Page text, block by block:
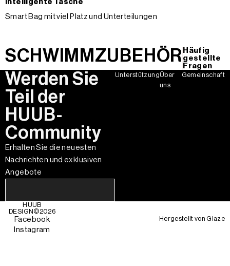
Intelligente Tasche
Smart Bag mit viel Platz und Unterteilungen
SCHWIMMZUBEHÖR Häufig
gestellte
Fragen
Werden Sie
Teil der
HUUB-
Community
Erhalten Sie die neuesten
Nachrichten und exklusiven
Angebote
UnterstützungÜber
uns
Gemeinschaft
HUUB
DESIGN©2026
Facebook
Instagram
Hergestellt vonGlaze